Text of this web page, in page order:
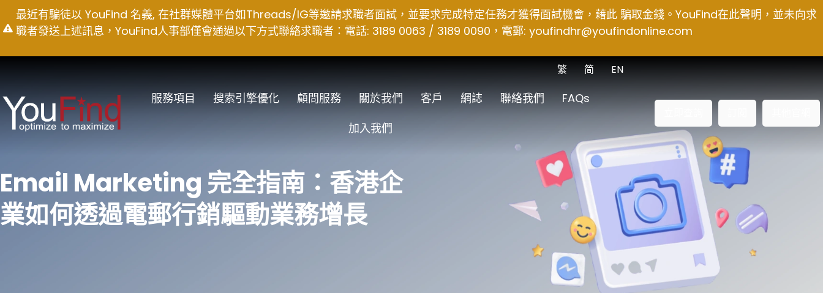
to
最近有騙徒以 YouFind 名義, 在社群媒體平台如Threads/IG等邀請求職者面試，並要求完成特定任務才獲得面試機會，藉此 騙取金錢。YouFind在此聲明，並未向求
職者發送上述訊息，YouFind人事部僅會通過以下方式聯絡求職者：電話: 3189 0063 / 3189 0090，電郵: youfindhr@youfindonline.com
EN
简
繁
服務項目 搜索引擎優化 顧問服務 關於我們 客戶 網誌 聯絡我們
FAQs
加入我們
Email Marketing 完全指南：香港企
業如何透過電郵行銷驅動業務增長